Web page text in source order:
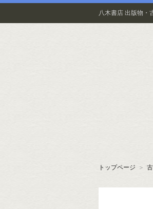
八木書店 出版物・
トップページ ＞